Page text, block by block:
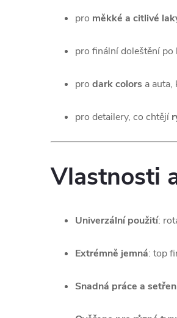
pro měkké a citlivé
pro finální doleštění po
pro dark colors a
pro detailery, co chtějí
Vlastnosti
Univerzální použití:
Extrémně jemná: top
Snadná práce a